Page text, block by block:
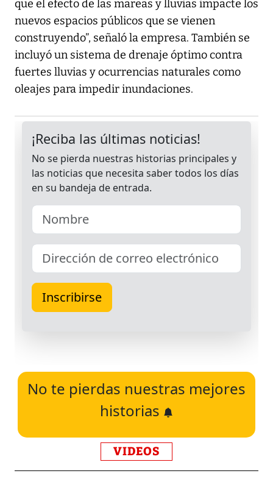
que el efecto de las mareas y lluvias impacte los
nuevos espacios públicos que se vienen
construyendo”, señaló la empresa. También se
incluyó un sistema de drenaje óptimo contra
fuertes lluvias y ocurrencias naturales como
oleajes para impedir inundaciones.
No te pierdas nuestras mejores
historias
VIDEOS